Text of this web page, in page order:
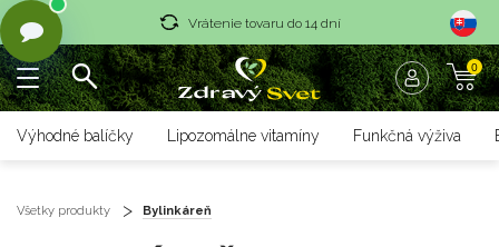
Vrátenie tovaru do 14 dní
Rýchle dodanie <36 hod
Rýchle dodanie <36 hod
0
Výhodné balíčky Lipozomálne vitamíny Funkčná výživa
Všetky produkty Bylinkáreň